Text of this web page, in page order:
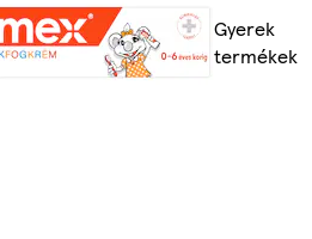
Gyerek
termékek